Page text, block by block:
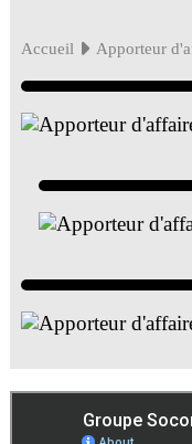
Accueil Apporteur